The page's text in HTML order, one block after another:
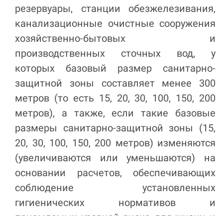
резервуары, станции обезжелезивания,
канализационные очистные сооружения
хозяйственно-бытовых и
производственных сточных вод, у
которых базовый размер санитарно-
защитной зоны составляет менее 300
метров (то есть 15, 20, 30, 100, 150, 200
метров), а также, если такие базовые
размеры санитарно-защитной зоны (15,
20, 30, 100, 150, 200 метров) изменяются
(увеличиваются или уменьшаются) на
основании расчетов, обеспечивающих
соблюдение установленных
гигиенических нормативов и